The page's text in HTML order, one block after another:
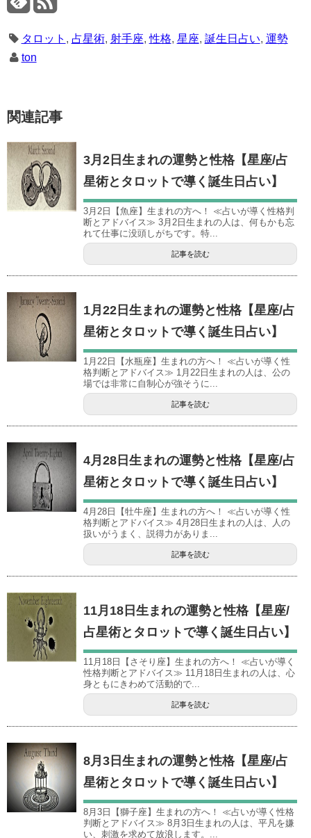
タロット , 占星術, 射手座,性格, 星座, 誕生日占い, 運勢
ton
関連記事
3月2日生まれの運勢と性格【星座/占
星術とタロットで導く誕生日占い】
3月2日【魚座】生まれの方へ！ ≪占いが導く性格判
断とアドバイス≫ 3月2日生まれの人は、何もかも忘
れて仕事に没頭しがちです。特...
記事を読む
1月22日生まれの運勢と性格【星座/占
星術とタロットで導く誕生日占い】
1月22日【水瓶座】生まれの方へ！ ≪占いが導く性
格判断とアドバイス≫ 1月22日生まれの人は、公の
場では非常に自制心が強そうに...
記事を読む
4月28日生まれの運勢と性格【星座/占
星術とタロットで導く誕生日占い】
4月28日【牡牛座】生まれの方へ！ ≪占いが導く性
格判断とアドバイス≫ 4月28日生まれの人は、人の
扱いがうまく、説得力がありま...
記事を読む
11月18日生まれの運勢と性格【星座/
占星術とタロットで導く誕生日占い】
11月18日【さそり座】生まれの方へ！ ≪占いが導く
性格判断とアドバイス≫ 11月18日生まれの人は、心
身ともにきわめて活動的で...
記事を読む
8月3日生まれの運勢と性格【星座/占
星術とタロットで導く誕生日占い】
8月3日【獅子座】生まれの方へ！ ≪占いが導く性格
判断とアドバイス≫ 8月3日生まれの人は、平凡を嫌
い、刺激を求めて放浪します。...